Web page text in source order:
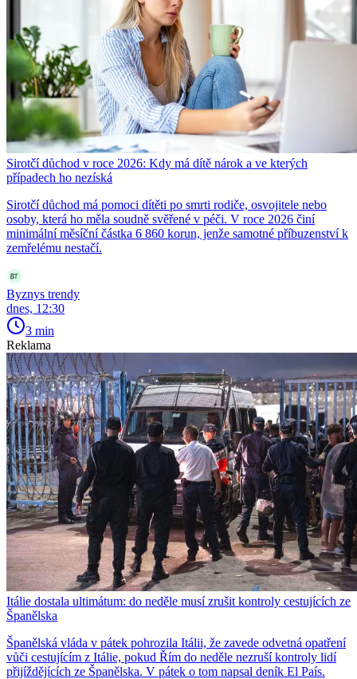
Sirotčí důchod v roce 2026: Kdy má dítě nárok a ve kterých
případech ho nezíská
Sirotčí důchod má pomoci dítěti po smrti rodiče, osvojitele nebo
osoby, která ho měla soudně svěřené v péči. V roce 2026 činí
minimální měsíční částka 6 860 korun, jenže samotné příbuzenství k
zemřelému nestačí.
Byznys trendy
dnes, 12:30
3 min
Reklama
Itálie dostala ultimátum: do neděle musí zrušit kontroly cestujících ze
Španělska
Španělská vláda v pátek pohrozila Itálii, že zavede odvetná opatření
vůči cestujícím z Itálie, pokud Řím do neděle nezruší kontroly lidí
přijíždějících ze Španělska. V pátek o tom napsal deník El País.